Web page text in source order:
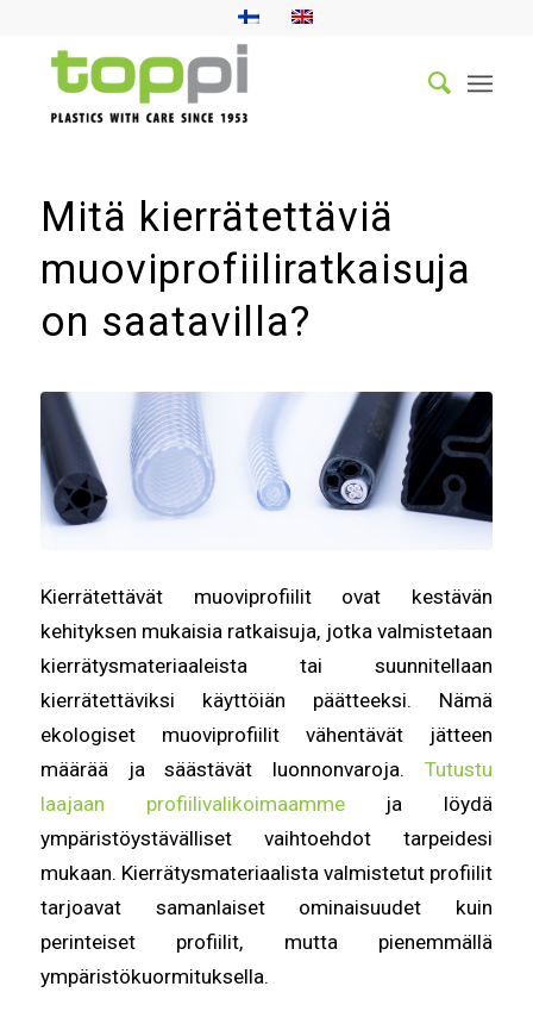
Mitä kierrätettäviä
muoviprofiiliratkaisuja
on saatavilla?
Kierrätettävät muoviprofiilit ovat kestävän
kehityksen mukaisia ratkaisuja, jotka valmistetaan
kierrätysmateriaaleista tai suunnitellaan
kierrätettäviksi käyttöiän päätteeksi. Nämä
ekologiset muoviprofiilit vähentävät jätteen
määrää ja säästävät luonnonvaroja.Tutustu
laajaan profiilivalikoimaammeja löydä
ympäristöystävälliset vaihtoehdot tarpeidesi
mukaan. Kierrätysmateriaalista valmistetut profiilit
tarjoavat samanlaiset ominaisuudet kuin
perinteiset profiilit, mutta pienemmällä
ympäristökuormituksella.